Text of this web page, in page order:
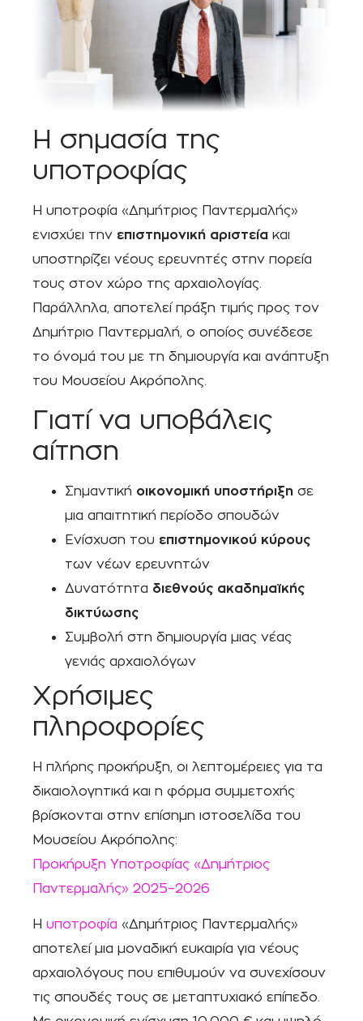
Η σημασία της
υποτροφίας
Η υποτροφία «Δημήτριος Παντερμαλής»
ενισχύει την επιστημονική αριστεία και
υποστηρίζει νέους ερευνητές στην πορεία
τους στον χώρο της αρχαιολογίας.
Παράλληλα, αποτελεί πράξη τιμής προς τον
Δημήτριο Παντερμαλή, ο οποίος συνέδεσε
το όνομά του με τη δημιουργία και ανάπτυξη
του Μουσείου Ακρόπολης.
Γιατί να υποβάλεις
αίτηση
Σημαντική οικονομική υποστήριξη σε
μια απαιτητική περίοδο σπουδών
Ενίσχυση του επιστημονικού κύρους
των νέων ερευνητών
Δυνατότητα διεθνούς ακαδημαϊκής
δικτύωσης
Συμβολή στη δημιουργία μιας νέας
γενιάς αρχαιολόγων
Χρήσιμες
πληροφορίες
Η πλήρης προκήρυξη, οι λεπτομέρειες για τα
δικαιολογητικά και η φόρμα συμμετοχής
βρίσκονται στην επίσημη ιστοσελίδα του
Μουσείου Ακρόπολης:
Προκήρυξη Υποτροφίας «Δημήτριος
Παντερμαλής» 2025–2026
Η υποτροφία «Δημήτριος Παντερμαλής»
αποτελεί μια μοναδική ευκαιρία για νέους
αρχαιολόγους που επιθυμούν να συνεχίσουν
τις σπουδές τους σε μεταπτυχιακό επίπεδο.